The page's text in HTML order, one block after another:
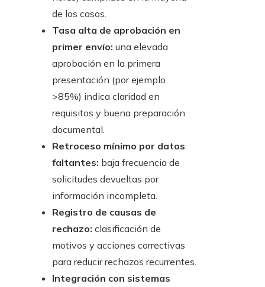
de los casos.
Tasa alta de aprobación en
primer envío: una elevada
aprobación en la primera
presentación (por ejemplo
>85%) indica claridad en
requisitos y buena preparación
documental.
Retroceso mínimo por datos
faltantes: baja frecuencia de
solicitudes devueltas por
información incompleta.
Registro de causas de
rechazo: clasificación de
motivos y acciones correctivas
para reducir rechazos recurrentes.
Integración con sistemas